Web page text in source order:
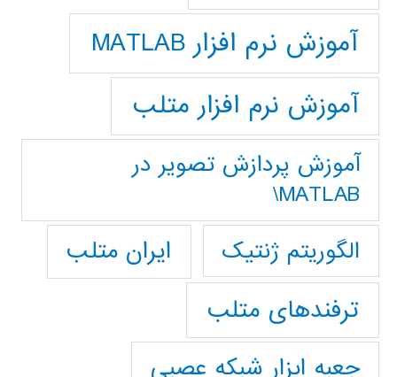
آموزش نرم افزار MATLAB
آموزش نرم افزار متلب
آموزش پردازش تصوير در
MATLAB\
الگوریتم ژنتیک
ایران متلب
ترفندهای متلب
جعبه ابزار شبکه عصبی